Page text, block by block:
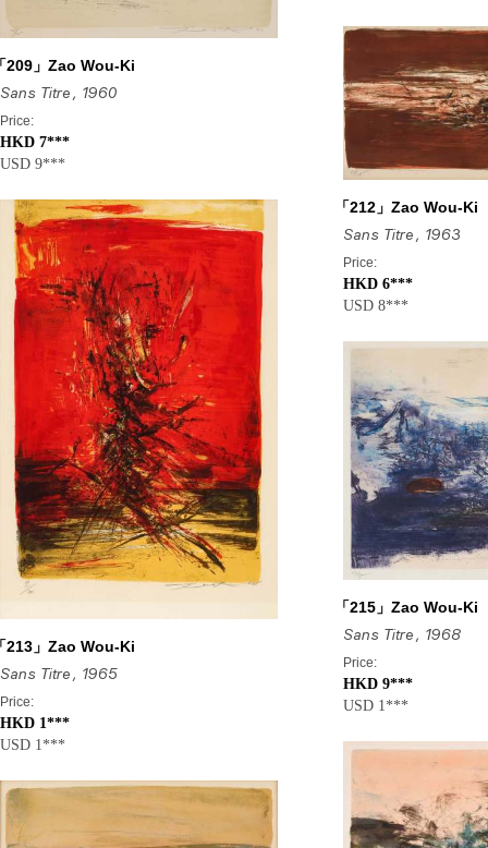
209」Zao Wou-Ki
Sans Titre , 1960
Price:
HKD 7***
USD 9***
「212」Zao Wou-Ki
Sans Titre , 1963
Price:
HKD 6***
USD 8***
213」Zao Wou-Ki
Sans Titre , 1965
Price:
HKD 1***
USD 1***
「215」Zao Wou-Ki
Sans Titre , 1968
Price:
HKD 9***
USD 1***